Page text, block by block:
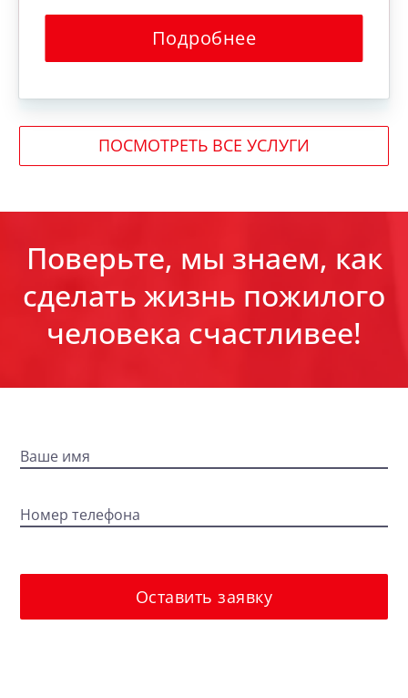
Подробнее
ПОСМОТРЕТЬ ВСЕ УСЛУГИ
Поверьте, мы знаем, как
сделать жизнь пожилого
человека счастливее!
Ваше имя
Номер телефона
Оставить заявку